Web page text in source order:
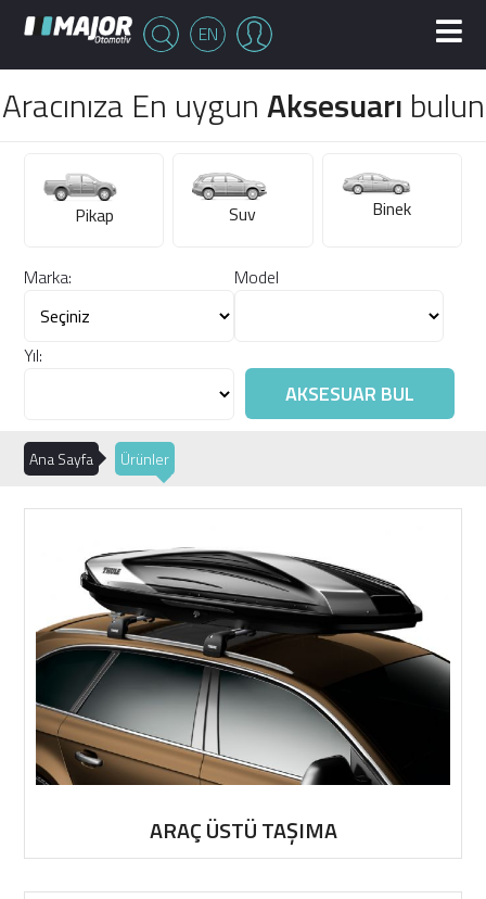
EN
Aracınıza En uygunAksesuarı bulun
Pikap Suv Binek
Marka: Model
Yıl:
Ana Sayfa Ürünler
ARAÇ ÜSTÜ TAŞIMA